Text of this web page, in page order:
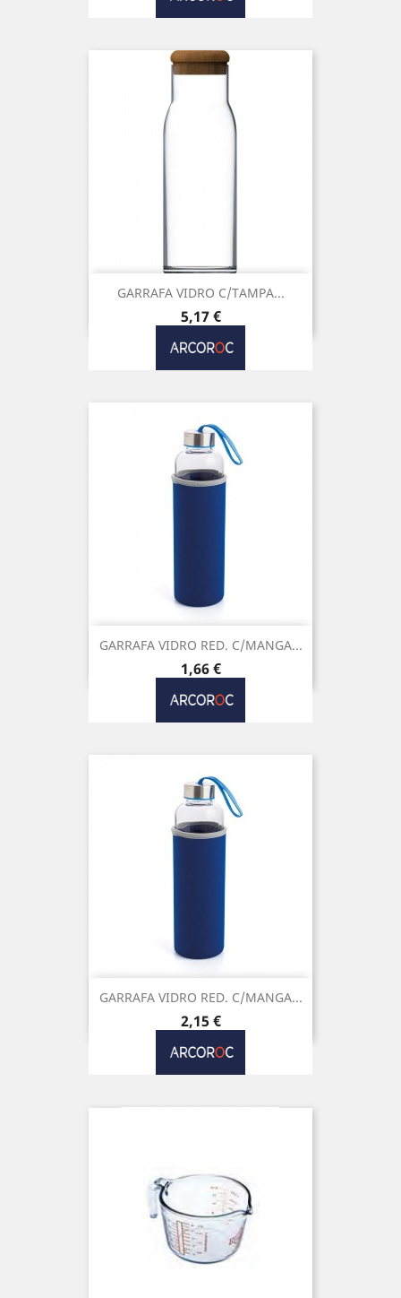
GARRAFA VIDRO C/TAMPA...
Preço
5,17 €
GARRAFA VIDRO RED. C/MANGA...
Preço
1,66 €
GARRAFA VIDRO RED. C/MANGA...
Preço
2,15 €